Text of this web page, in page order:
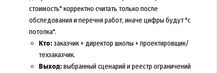
стоимость" корректно считать только после
обследования и перечня работ, иначе цифры будут "с
потолка".
Кто:заказчик + директор школы + проектировщик/
техзаказчик.
Выход:выбранный сценарий и реестр ограничений